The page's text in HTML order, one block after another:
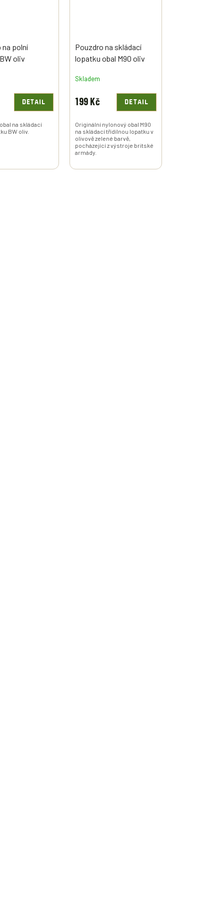
na polní
oliv
DETAIL
na skládací
BW oliv.
Pouzdro na skládací
lopatku obal M90 oliv
Skladem
199 Kč DETAIL
Originální nylonový obal M90
na skládací třídílnou lopatku v
olivově zelené barvě,
pocházející z výstroje britské
armády.